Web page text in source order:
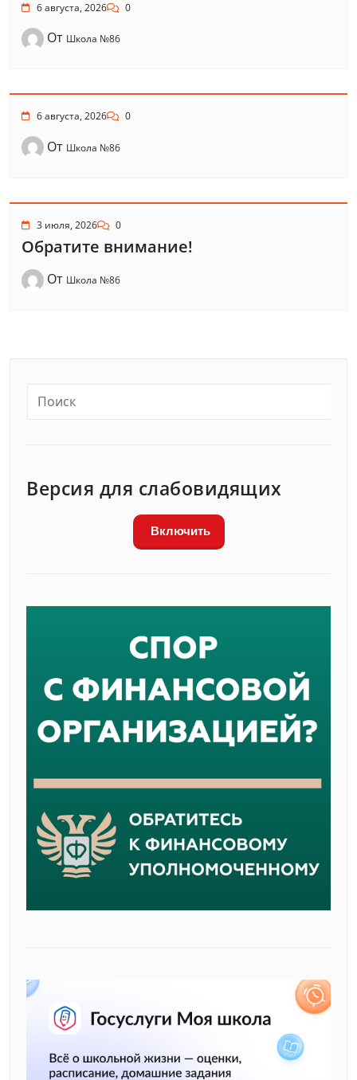
6 августа, 2026 0
От Школа №86
6 августа, 2026 0
От Школа №86
3 июля, 2026 0
Обратите внимание!
От Школа №86
Версия для слабовидящих
Включить